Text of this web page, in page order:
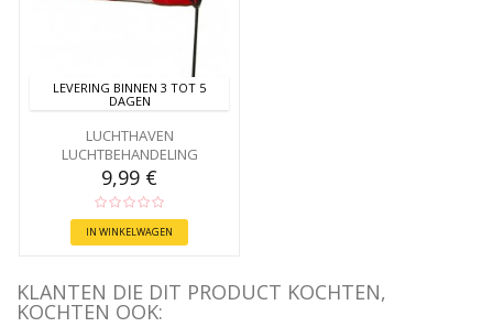
LEVERING BINNEN 3 TOT 5
DAGEN
LUCHTHAVEN
LUCHTBEHANDELING
9,99 €
IN WINKELWAGEN
KLANTEN DIE DIT PRODUCT KOCHTEN,
KOCHTEN OOK: